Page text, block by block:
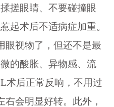
搓眼睛、不要碰撞眼
起术后不适病症加重。
眼视物了，但还不是最
的酸胀、异物感、流
术后正常反响，不用过
会明显好转。此外，